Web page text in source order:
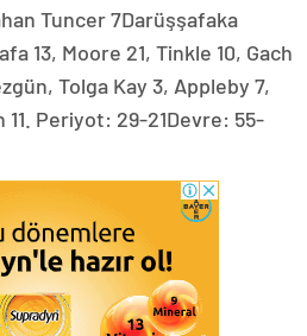
Tuncer 7Darüşşafaka
13, Moore 21, Tinkle 10, Gach
Tolga Kay 3, Appleby 7,
11. Periyot: 29-21Devre: 55-